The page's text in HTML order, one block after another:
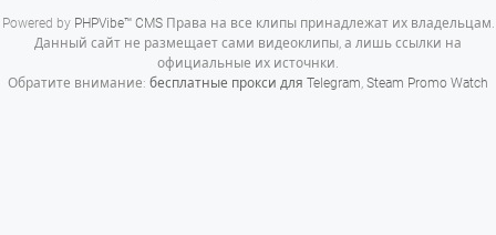
Powered by PHPVibe™ CMSПрава на все клипы принадлежат их владельцам.
Данный сайт не размещает сами видеоклипы, а лишь ссылки на
официальные их источнки.
Обратите внимание: бесплатные прокси для Telegram, Steam Promo Watch